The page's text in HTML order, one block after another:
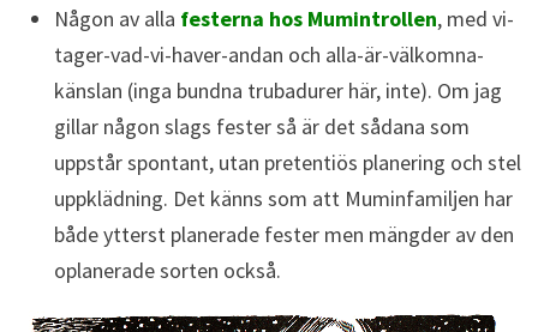
Någon av alla festerna hos Mumintrollen, med vi-
tager-vad-vi-haver-andan och alla-är-välkomna-
känslan (inga bundna trubadurer här, inte). Om jag
gillar någon slags fester så är det sådana som
uppstår spontant, utan pretentiös planering och stel
uppklädning. Det känns som att Muminfamiljen har
både ytterst planerade fester men mängder av den
oplanerade sorten också.